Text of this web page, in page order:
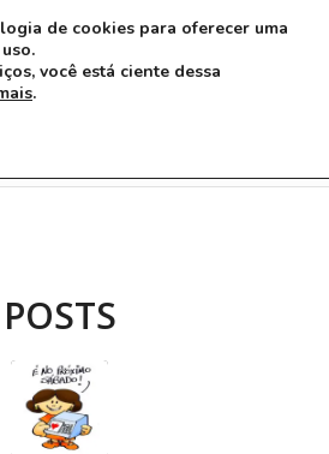
novo estatuto
POSTS
de cookies para oferecer uma
você está ciente dessa
.